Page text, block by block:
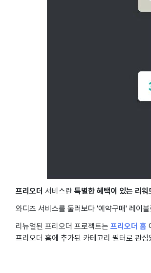
프리오더 서비스란 특별한 혜택이 있는 리워
와디즈 서비스를 둘러보다 '예약구매' 레이
리뉴얼된 프리오더 프로젝트는 프리오더 홈
프리오더 홈에 추가된 카테고리 필터로 관